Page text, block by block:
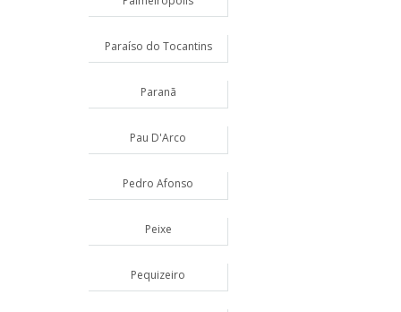
Paraíso do Tocantins
Paranã
Pau D'Arco
Pedro Afonso
Peixe
Pequizeiro